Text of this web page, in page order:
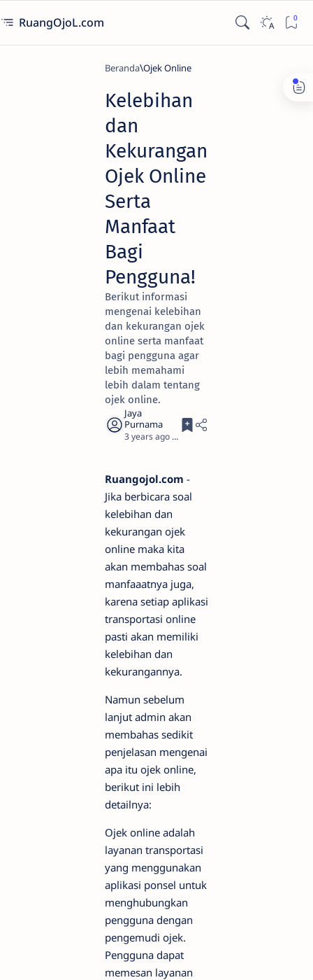
RuangOjoL.com
Beranda Ojek Online
Kelebihan
dan
Kekurangan
Ojek Online
Serta
Manfaat
Bagi
Pengguna!
Berikut informasi
mengenai kelebihan
dan kekurangan ojek
online serta manfaat
bagi pengguna agar
lebih memahami
lebih dalam tentang
ojek online.
3 years ago 2
Ruangojol.com -
Jika berbicara soal
kelebihan dan
kekurangan ojek
online maka kita
akan membahas soal
manfaaatnya juga,
karena setiap aplikasi
transportasi online
pasti akan memiliki
kelebihan dan
kekurangannya.
Namun sebelum
lanjut admin akan
membahas sedikit
penjelasan mengenai
apa itu ojek online,
berikut ini lebih
detailnya:
Ojek online adalah
layanan transportasi
yang menggunakan
aplikasi ponsel untuk
menghubungkan
pengguna dengan
pengemudi ojek.
Pengguna dapat
memesan layanan